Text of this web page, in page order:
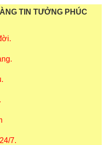
TIN TƯỞNG PHÚC
7.